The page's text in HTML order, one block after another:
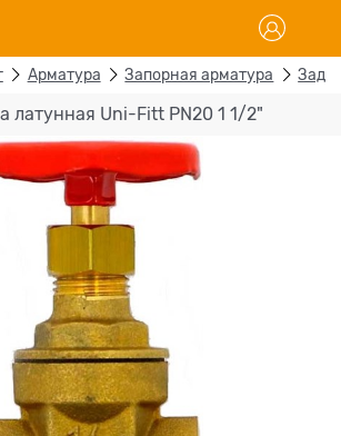
Арматура Запорная арматура
латунная Uni-Fitt PN20 1 1/2"